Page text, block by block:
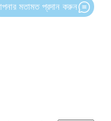
মতামত প্রদান করুন